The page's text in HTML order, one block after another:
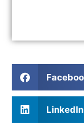
LinkedIn